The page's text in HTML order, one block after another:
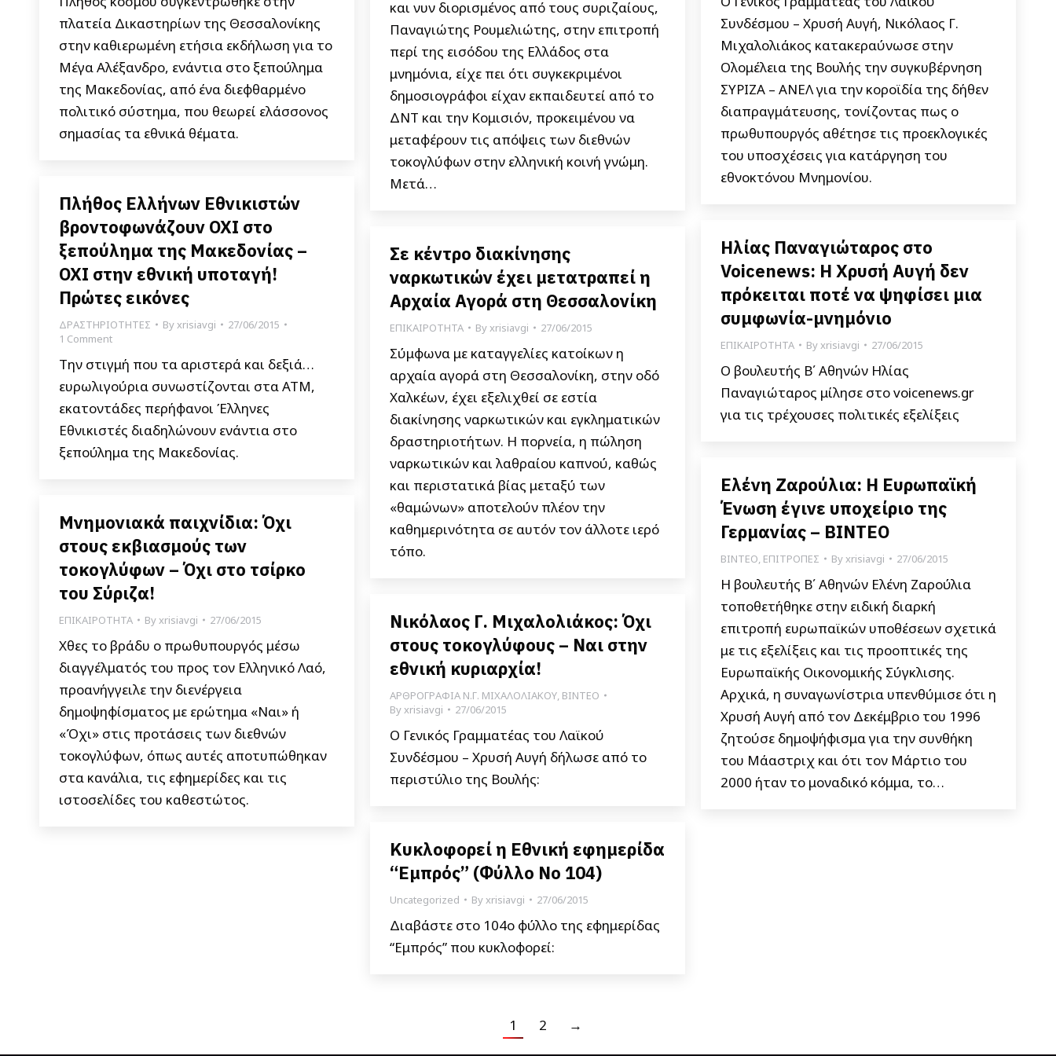
πλατεία Δικαστηρίων της Θεσσαλονίκης
στην καθιερωμένη ετήσια εκδήλωση για το
Μέγα Αλέξανδρο, ενάντια στο ξεπούλημα
της Μακεδονίας, από ένα διεφθαρμένο
πολιτικό σύστημα, που θεωρεί ελάσσονος
σημασίας τα εθνικά θέματα.
και νυν διορισμένος από τους συριζαίους,
Παναγιώτης Ρουμελιώτης, στην επιτροπή
περί της εισόδου της Ελλάδος στα
μνημόνια, είχε πει ότι συγκεκριμένοι
δημοσιογράφοι είχαν εκπαιδευτεί από το
ΔΝΤ και την Κομισιόν, προκειμένου να
μεταφέρουν τις απόψεις των διεθνών
τοκογλύφων στην ελληνική κοινή γνώμη.
Μετά…
Συνδέσμου – Χρυσή Αυγή, Νικόλαος Γ.
Μιχαλολιάκος κατακεραύνωσε στην
Ολομέλεια της Βουλής την συγκυβέρνηση
ΣΥΡΙΖΑ – ΑΝΕΛ για την κοροϊδία της δήθεν
διαπραγμάτευσης, τονίζοντας πως ο
πρωθυπουργός αθέτησε τις προεκλογικές
του υποσχέσεις για κατάργηση του
εθνοκτόνου Μνημονίου.
Πλήθος Ελλήνων Εθνικιστών
βροντοφωνάζουν ΟΧΙ στο
ξεπούλημα της Μακεδονίας –
ΟΧΙ στην εθνική υποταγή!
Πρώτες εικόνες
ΔΡΑΣΤΗΡΙΟΤΗΤΕΣ Byxrisiavgi
27/06/2015
1 Comment
Την στιγμή που τα αριστερά και δεξιά…
ευρωλιγούρια συνωστίζονται στα ΑΤΜ,
εκατοντάδες περήφανοι Έλληνες
Εθνικιστές διαδηλώνουν ενάντια στο
ξεπούλημα της Μακεδονίας.
Ηλίας Παναγιώταρος στο
Voicenews: Η Χρυσή Αυγή δεν
πρόκειται ποτέ να ψηφίσει μια
συμφωνία-μνημόνιο
ΕΠΙΚΑΙΡΟΤΗΤΑ Byxrisiavgi 27/06/2015
Ο βουλευτής Β΄ Αθηνών Ηλίας
Παναγιώταρος μίλησε στο voicenews.gr
για τις τρέχουσες πολιτικές εξελίξεις
Σε κέντρο διακίνησης
ναρκωτικών έχει μετατραπεί η
Αρχαία Αγορά στη Θεσσαλονίκη
ΕΠΙΚΑΙΡΟΤΗΤΑ Byxrisiavgi 27/06/2015
Σύμφωνα με καταγγελίες κατοίκων η
αρχαία αγορά στη Θεσσαλονίκη, στην οδό
Χαλκέων, έχει εξελιχθεί σε εστία
διακίνησης ναρκωτικών και εγκληματικών
δραστηριοτήτων. Η πορνεία, η πώληση
ναρκωτικών και λαθραίου καπνού, καθώς
και περιστατικά βίας μεταξύ των
«θαμώνων» αποτελούν πλέον την
καθημερινότητα σε αυτόν τον άλλοτε ιερό
τόπο.
Ελένη Ζαρούλια: Η Ευρωπαϊκή
Ένωση έγινε υποχείριο της
Γερμανίας – ΒΙΝΤΕΟ
ΒΙΝΤΕΟ, ΕΠΙΤΡΟΠΕΣ Byxrisiavgi 27/06/2015
Η βουλευτής Β΄ Αθηνών Ελένη Ζαρούλια
τοποθετήθηκε στην ειδική διαρκή
επιτροπή ευρωπαϊκών υποθέσεων σχετικά
με τις εξελίξεις και τις προοπτικές της
Ευρωπαϊκής Οικονομικής Σύγκλισης.
Αρχικά, η συναγωνίστρια υπενθύμισε ότι η
Χρυσή Αυγή από τον Δεκέμβριο του 1996
ζητούσε δημοψήφισμα για την συνθήκη
του Μάαστριχ και ότι τον Μάρτιο του
2000 ήταν το μοναδικό κόμμα, το…
Μνημονιακά παιχνίδια: Όχι
στους εκβιασμούς των
τοκογλύφων – Όχι στο τσίρκο
του Σύριζα!
ΕΠΙΚΑΙΡΟΤΗΤΑ Byxrisiavgi 27/06/2015
Χθες το βράδυ ο πρωθυπουργός μέσω
διαγγέλματός του προς τον Ελληνικό Λαό,
προανήγγειλε την διενέργεια
δημοψηφίσματος με ερώτημα «Ναι» ή
«Όχι» στις προτάσεις των διεθνών
τοκογλύφων, όπως αυτές αποτυπώθηκαν
στα κανάλια, τις εφημερίδες και τις
ιστοσελίδες του καθεστώτος.
Νικόλαος Γ. Μιχαλολιάκος: Όχι
στους τοκογλύφους – Ναι στην
εθνική κυριαρχία!
ΑΡΘΡΟΓΡΑΦΙΑ Ν.Γ. ΜΙΧΑΛΟΛΙΑΚΟΥ, ΒΙΝΤΕΟ
Byxrisiavgi 27/06/2015
Ο Γενικός Γραμματέας του Λαϊκού
Συνδέσμου – Χρυσή Αυγή δήλωσε από το
περιστύλιο της Βουλής:
Κυκλοφορεί η Εθνική εφημερίδα
“Εμπρός” (Φύλλο Νο 104)
Uncategorized Byxrisiavgi 27/06/2015
Διαβάστε στο 104ο φύλλο της εφημερίδας
“Εμπρός” που κυκλοφορεί:
1 2 →